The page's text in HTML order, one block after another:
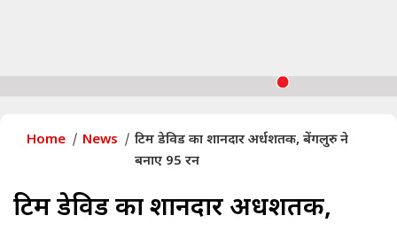
Home News
टिम डेविड का शानदार अर्धशतक, बेंगलुरु ने
बनाए 95 रन
टिम डेविड का शानदार अर्धशतक,